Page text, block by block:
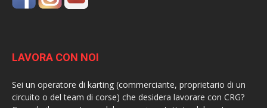
LAVORA CON NOI
Sei un operatore di karting (commerciante, proprietario di un
circuito o del team di corse) che desidera lavorare con CRG?